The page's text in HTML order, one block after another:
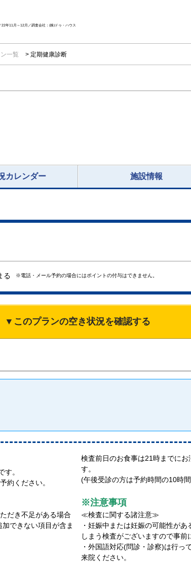
年11月～12月／調査会社：(株)ドゥ・ハウス
一覧 定期健康診断
カレンダー 施設情報
る ※電話・メール予約の場合にはポイントの付与はできません。
▼このプランの空き状況を確認する
す。
約ください。
だき不足がある場合
できない項目が含ま
検査前日のお食事は21時までに
す。
(午後受診の方は予約時間の10時
※注意事項
≪検査に関する諸注意≫
・妊娠中または妊娠の可能性が
しまう検査がございますので事
・外国語対応(問診・診察)は行っ
来院ください。